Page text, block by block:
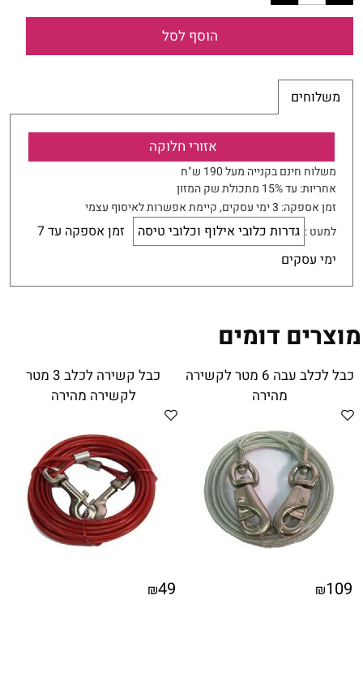
הוסף לסל
משלוחים
אזורי חלוקה
משלוח חינם בקנייה מעל 190 ש"ח
אחריות: עד 15% מתכולת שק המזון
זמן אספקה: 3ימי עסקים, קיימת אפשרות לאיסוף עצמי
למעט : גדרות כלובי אילוף וכלובי טיסה
זמן אספקה עד 7
ימי עסקים
מוצרים דומים
כבל לכלב עבה 6 מטר לקשירה
מהירה
₪109
כבל קשירה לכלב 3 מטר
לקשירה מהירה
₪49